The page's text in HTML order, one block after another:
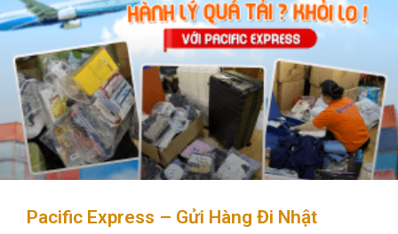
Pacific Express – Gửi Hàng Đi Nhật